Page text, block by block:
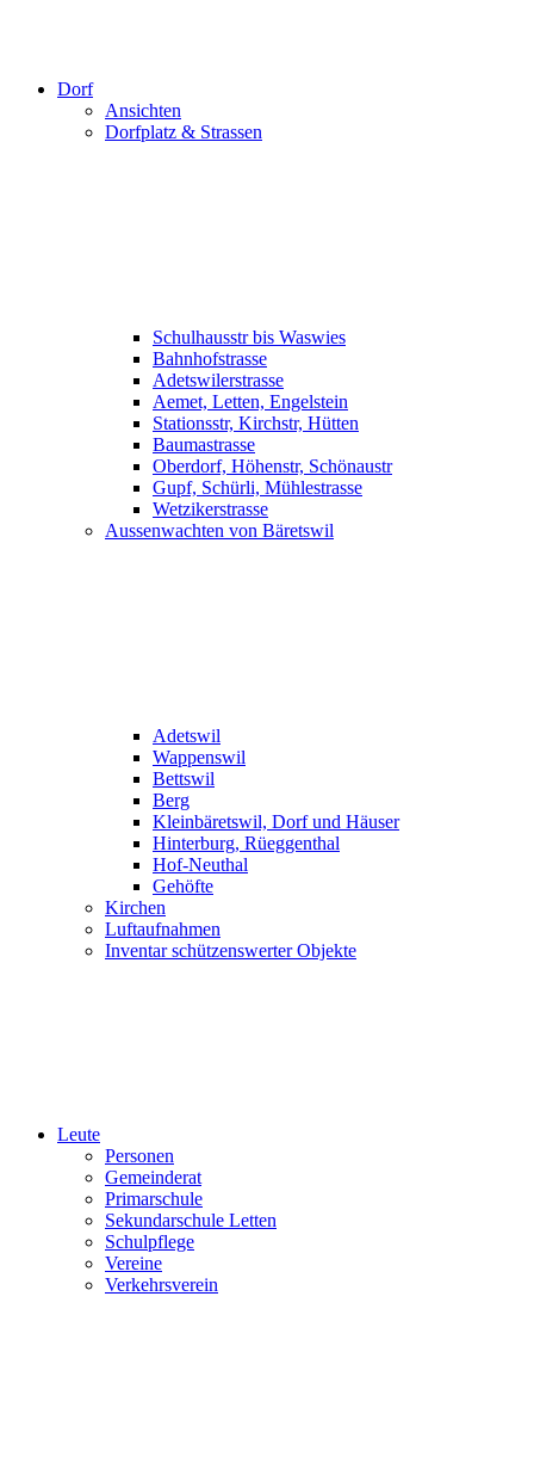
Dorf
Ansichten
Dorfplatz & Strassen
Schulhausstr bis Waswies
Bahnhofstrasse
Adetswilerstrasse
Aemet, Letten, Engelstein
Stationsstr, Kirchstr, Hütten
Baumastrasse
Oberdorf, Höhenstr, Schönaustr
Gupf, Schürli, Mühlestrasse
Wetzikerstrasse
Aussenwachten von Bäretswil
Adetswil
Wappenswil
Bettswil
Berg
Kleinbäretswil, Dorf und Häuser
Hinterburg, Rüeggenthal
Hof-Neuthal
Gehöfte
Kirchen
Luftaufnahmen
Inventar schützenswerter Objekte
Leute
Personen
Gemeinderat
Primarschule
Sekundarschule Letten
Schulpflege
Vereine
Verkehrsverein